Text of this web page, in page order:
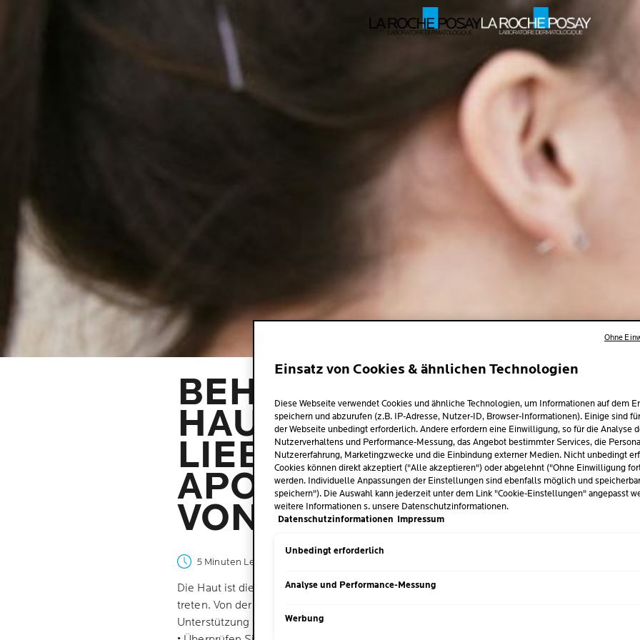
BEHANDLUNG VON
HAUTALLERGIEN: VON
LIEBLINGEN AUS DER
APOTHEKE BIS HIN
VON SMARTER
5 Minuten Lesezeit
Die Haut ist die #1 für Symptome einer Allergie. Hautallergien können in vielen
treten. Von der Nesselsucht über eine leichtere Reaktion wie Rötungen bis hin zur
Unterstützung für zu Allergien neigende Haut:
Einsatz von Cookies & ähnlichen Technologien
Diese Webseite verwendet Cookies und ähnliche Technologien, um Informationen auf dem
speichern und abzurufen (z.B. IP-Adresse, Nutzer-ID, Browser-Informationen). Einige sind
der Webseite unbedingt erforderlich. Andere erfordern eine Einwilligung, so für die Analyse
Nutzerverhaltens und Performance-Messung, das Angebot bestimmter Services, die
Nutzererfahrung, Marketingzwecke und die Einbindung externer Medien. Nicht unbedingt
Cookies können direkt akzeptiert ("Alle akzeptieren") oder abgelehnt ("Ohne Einwilligung
werden. Individuelle Anpassungen der Einstellungen sind ebenfalls möglich und
speichern"). Die Auswahl kann jederzeit unter dem Link "Cookie-Einstellungen" angepasst
weitere Informationen s. unsere Datenschutzinformationen.
Datenschutzinformationen Impressum
Unbedingt erforderlich
Analyse und Performance-Messung
Werbung
Ohne